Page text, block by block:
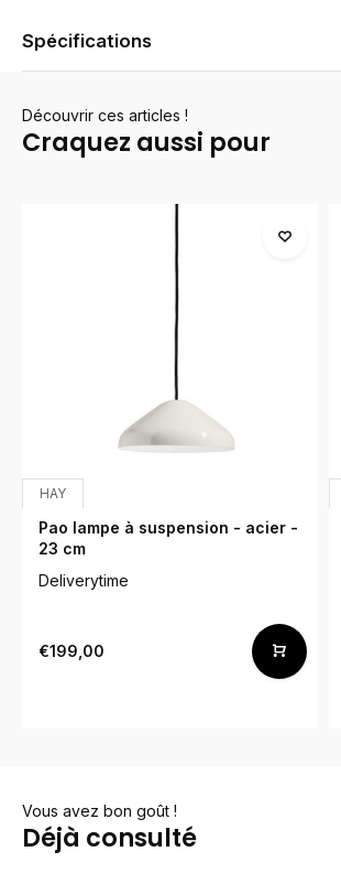
Spécifications
Découvrir ces articles !
Craquez aussi pour
HAY
Pao lampe à suspension - acier -
23 cm
Deliverytime
€199,00
Vous avez bon goût !
Déjà consulté